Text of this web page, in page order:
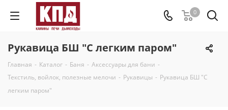
0
Рукавица БШ "С легким паром"
Главная - Каталог - Баня - Аксессуары для бани -
Текстиль, войлок, полезные мелочи - Рукавицы - Рукавица БШ "С
легким паром"